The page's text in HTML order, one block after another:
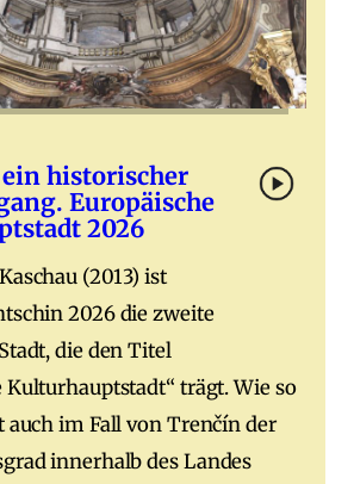
historischer
Europäische
2026
(2013) ist
2026 die zweite
die den Titel
Kulturhauptstadt“ trägt. Wie so
auch im Fall von Trenčín der
innerhalb des Landes